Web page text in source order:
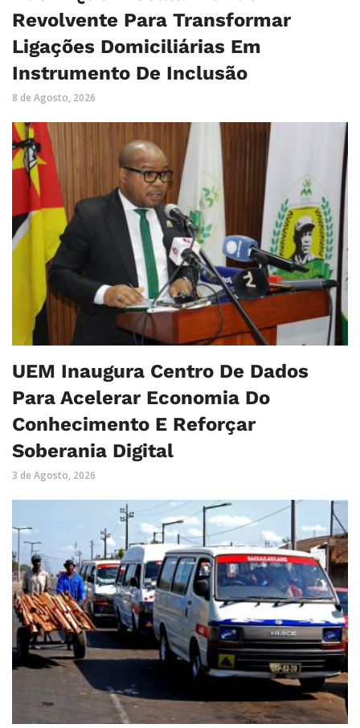
Revolvente Para Transformar
Ligações Domiciliárias Em
Instrumento De Inclusão
8 de Agosto, 2026
UEM Inaugura Centro De Dados
Para Acelerar Economia Do
Conhecimento E Reforçar
Soberania Digital
3 de Agosto, 2026